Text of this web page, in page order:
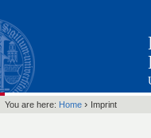
You are here: Home › Imprint